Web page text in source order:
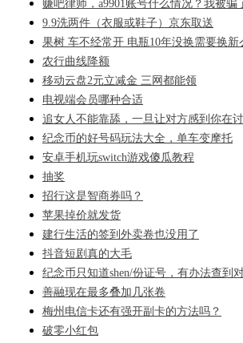
赚吧律师，a9901账号什么情况？我被骗
9.9洗两件（衣服或鞋子）京东取送
果树 车不经常开 电瓶10年没换需要换新
农行曲线降额
移动云盘2元立减金 三网都能领
电视端会员哪种合适
追女人不能靠舔，一旦让对方感到你在
纪念币的好号码玩法大全，单车变摩托
安卓手机玩switch游戏傻瓜教程
抽奖
招行这是智商券吗？
苹果掉价就发货
建行生活的签到外卖卷也没用了
抖音短剧真的大毛
纪念币只知道shen/份证号，有办法查到
善融现在最多叠加几张卷
梅州电信卡还有强开副卡的方法吗？
破零小红包